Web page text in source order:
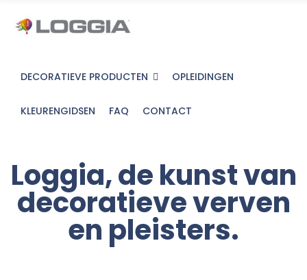
DECORATIEVE PRODUCTEN OPLEIDINGEN
KLEURENGIDSEN FAQ CONTACT
Loggia, de kunst van
decoratieve verven
en pleisters.